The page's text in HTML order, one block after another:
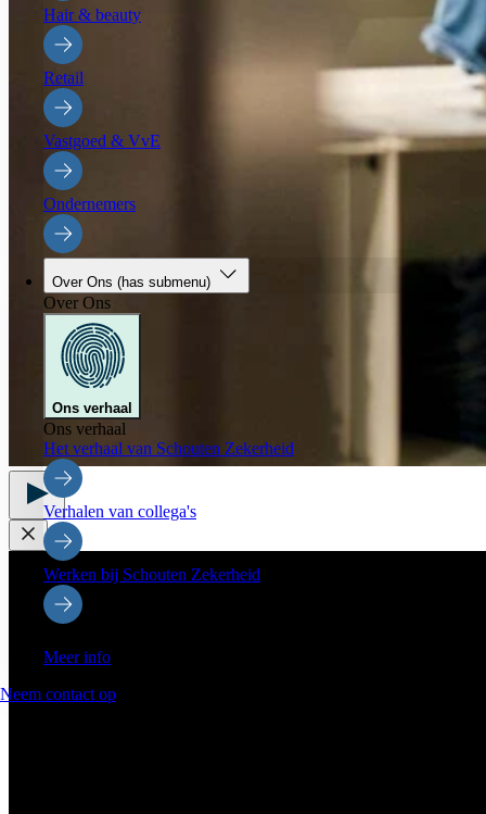
Hair & beauty
Retail
Vastgoed & VvE
Ondernemers
Over Ons (has submenu)
Over Ons
Ons verhaal
Ons verhaal
Het verhaal van Schouten Zekerheid
Verhalen van collega's
Werken bij Schouten Zekerheid
Meer info
Neem contact op